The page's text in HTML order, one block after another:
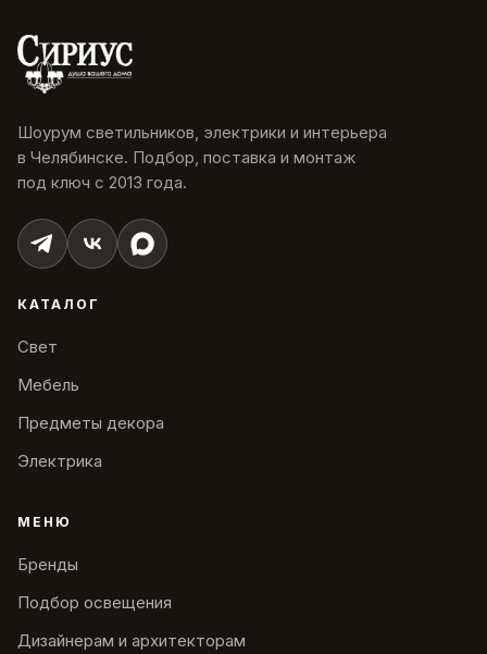
Шоурум светильников, электрики и интерьера
в Челябинске. Подбор, поставка и монтаж
под ключ с 2013 года.
КАТАЛОГ
Свет
Мебель
Предметы декора
Электрика
МЕНЮ
Бренды
Подбор освещения
Дизайнерам и архитекторам